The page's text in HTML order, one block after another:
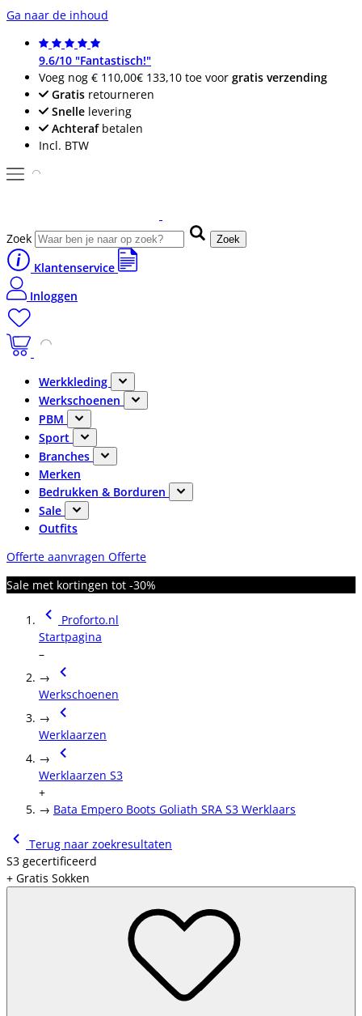
Ga naar de inhoud
9.6/10 "Fantastisch!"
Voeg nog € 110,00€ 133,10 toe voor gratis verzending
Gratis retourneren
Snelle levering
Achterafbetalen
Incl. BTW
Zoek Zoek
Klantenservice
Inloggen
Werkkleding
Werkschoenen
PBM
Sport
Branches
Merken
Bedrukken & Borduren
Sale
Outfits
Offerte aanvragen Offerte
Sale met kortingen tot -30%
Proforto.nl
Startpagina
–
→
Werkschoenen
→
Werklaarzen
→
Werklaarzen S3
+
→ Bata Empero Boots Goliath SRA S3 Werklaars
Terug naar zoekresultaten
S3 gecertificeerd
+ Gratis Sokken